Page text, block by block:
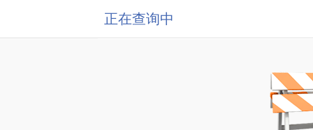
正在查询中